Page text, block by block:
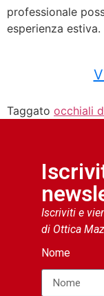
professionale
esperienza estiva.
Taggato occhiali
Iscriviti e
di Ottica
Nome